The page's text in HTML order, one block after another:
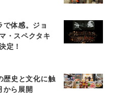
で体感。ジョ
・スペクタキ
定！
歴史と文化に触
から展開